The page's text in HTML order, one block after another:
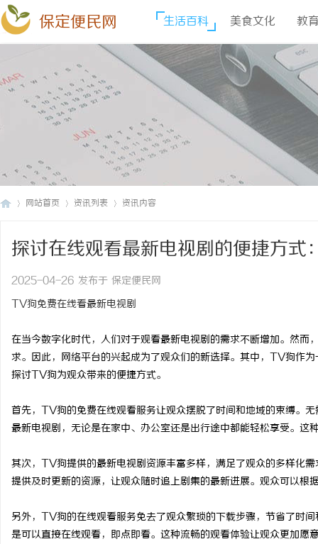
保定便民网 生活百科 美食文化 教
网站首页 资讯列表 资讯内容
探讨在线观看最新电视剧的便捷方
2025-04-26 发布于 保定便民网
TV狗免费在线看最新电视剧
在当今数字化时代，人们对于观看最新电视剧的需求不断增加。然
求。因此，网络平台的兴起成为了观众们的新选择。其中，TV狗作
探讨TV狗为观众带来的便捷方式。
首先，TV狗的免费在线观看服务让观众摆脱了时间和地域的束缚。
最新电视剧，无论是在家中、办公室还是出行途中都能轻松享受。这
其次，TV狗提供的最新电视剧资源丰富多样，满足了观众的多样化
提供及时更新的资源，让观众随时追上剧集的最新进展。观众可以根
另外，TV狗的在线观看服务免去了观众繁琐的下载步骤，节省了时
是可以直接在线观看，即点即看。这种流畅的观看体验让观众更加